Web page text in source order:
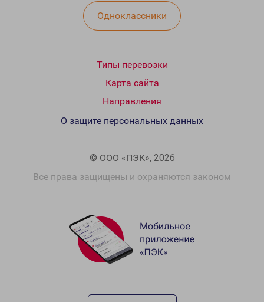
Одноклассники
Типы перевозки
Карта сайта
Направления
© ООО «ПЭК», 2026
Все права защищены и охраняются законом
О защите персональных данных